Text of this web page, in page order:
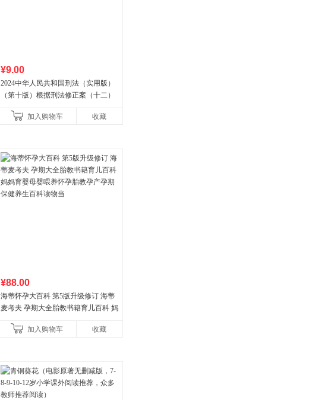
¥9.00
2024中华人民共和国刑法（实用版）
（第十版）根据刑法修正案（十二）
加入购物车
收藏
¥88.00
海蒂怀孕大百科 第5版升级修订 海蒂
麦考夫 孕期大全胎教书籍育儿百科 妈
健养生百科读物当
加入购物车 收藏